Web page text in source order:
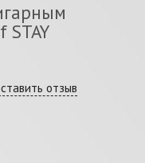
отзыв